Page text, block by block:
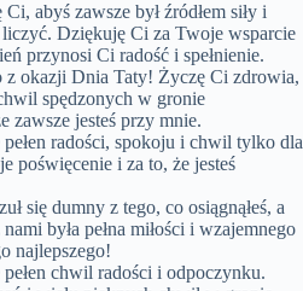
abyś zawsze był źródłem siły i
Dziękuję Ci za Twoje wsparcie
przynosi Ci radość i spełnienie.
z okazji Dnia Taty! Życzę Ci zdrowia,
spędzonych w gronie
zawsze jesteś przy mnie.
radości, spokoju i chwil tylko dla
poświęcenie i za to, że jesteś
się dumny z tego, co osiągnąłeś, a
była pełna miłości i wzajemnego
najlepszego!
chwil radości i odpoczynku.